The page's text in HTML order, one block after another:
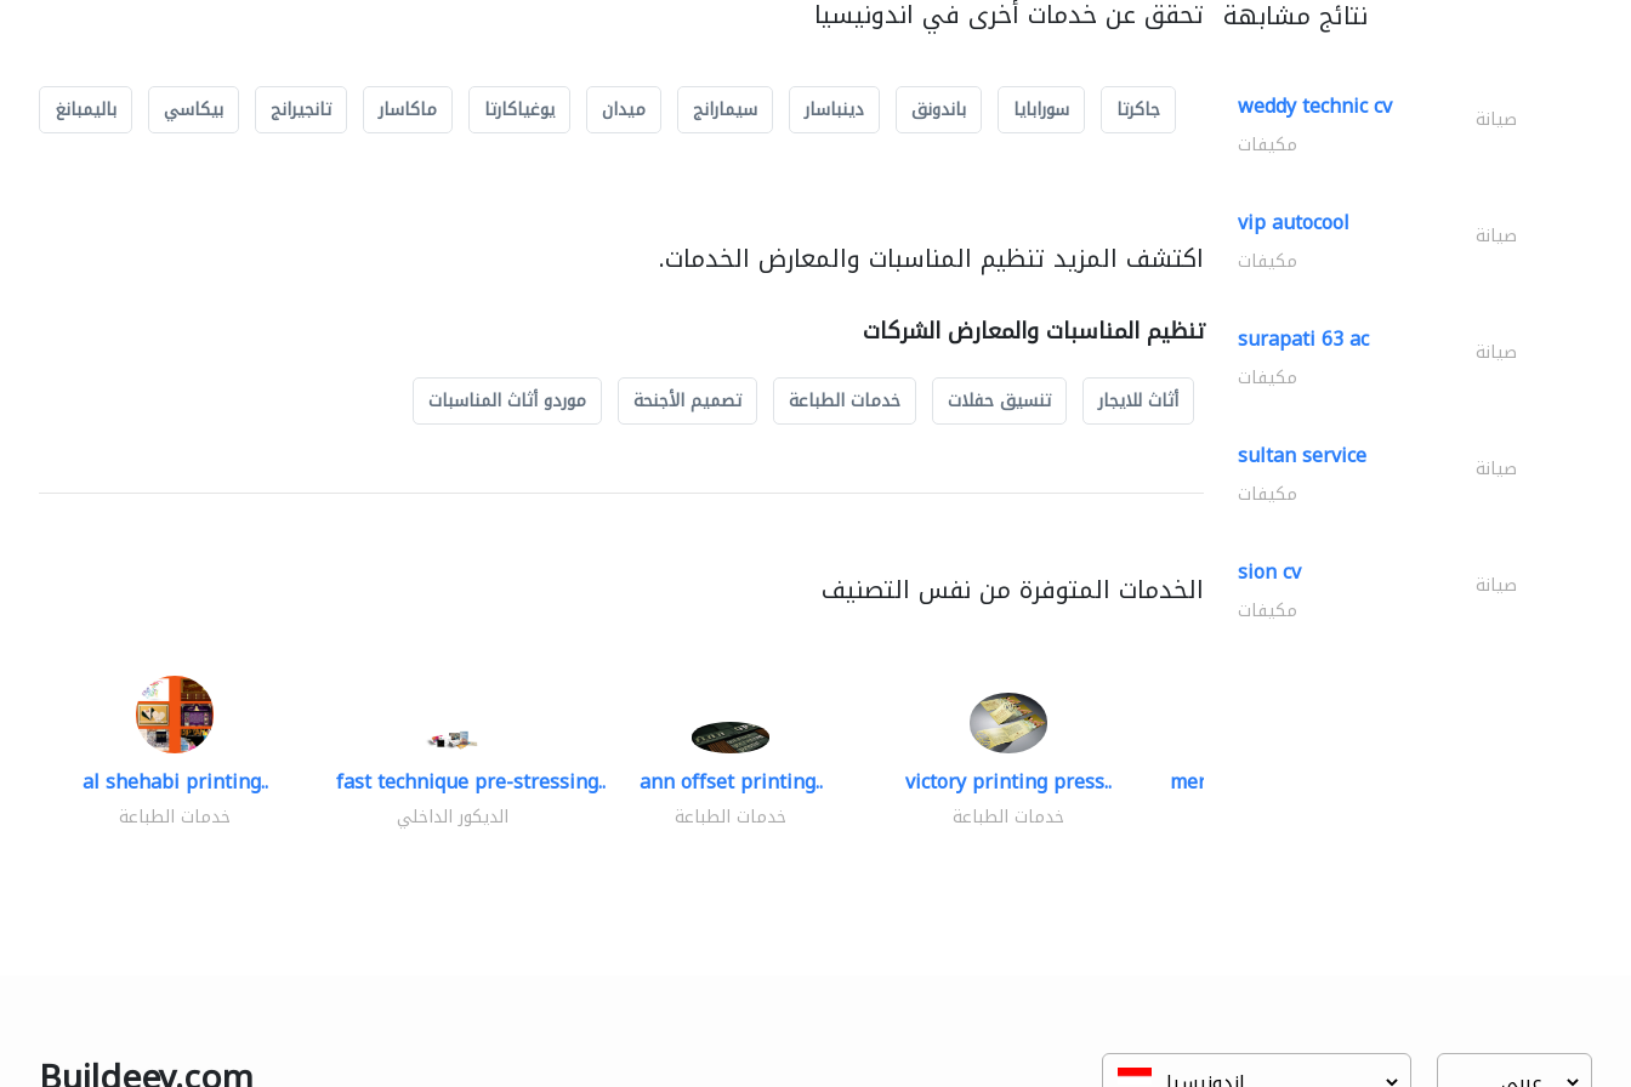
تحقق عن خدمات أخرى في اندونيسيا
جاكرتا سورابايا باندونق دينباسار سيمارانج ميدان يوغياكارتا ماكاسار تانجيرانج بيكاسي باليمبانغ
اكتشف المزيد تنظيم المناسبات والمعارض الخدمات.
تنظيم المناسبات والمعارض الشركات
أثاث للايجار تنسيق حفلات خدمات الطباعة تصميم الأجنحة موردو أثاث المناسبات
الخدمات المتوفرة من نفس التصنيف
al shehabi printing..
خدمات الطباعة
fast technique pre-stressing..
الديكور الداخلي
ann offset printing..
خدمات الطباعة
victory printing press..
خدمات الطباعة
mermaid digital printing..
نتائج مشابهة
weddy technic cv صيانة
مكيفات
vip autocool صيانة
مكيفات
surapati 63 ac صيانة
مكيفات
sultan service صيانة
مكيفات
sion cv صيانة
مكيفات